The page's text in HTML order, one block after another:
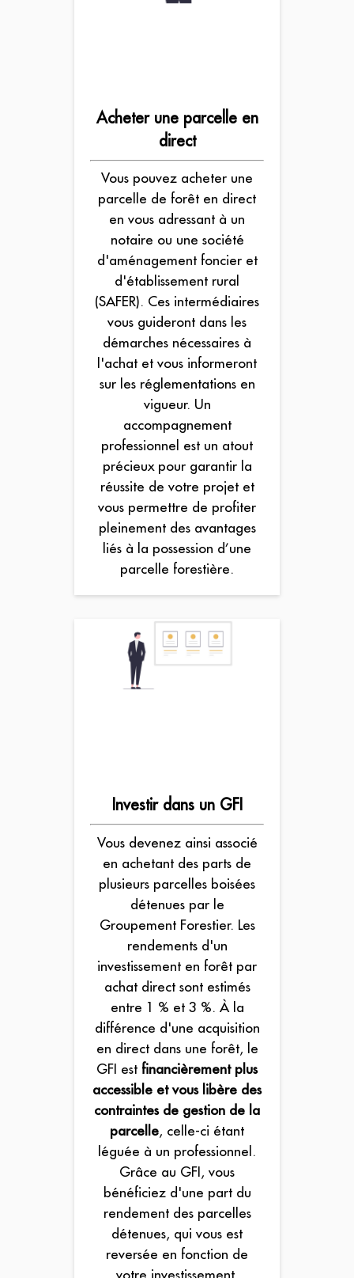
Acheter une parcelle en
direct
Vous pouvez acheter une
parcelle de forêt en direct
en vous adressant à un
notaire ou une société
d'aménagement foncier et
d'établissement rural
(SAFER). Ces intermédiaires
vous guideront dans les
démarches nécessaires à
l'achat et vous informeront
sur les réglementations en
vigueur. Un
accompagnement
professionnel est un atout
précieux pour garantir la
réussite de votre projet et
vous permettre de profiter
pleinement des avantages
liés à la possession d’une
parcelle forestière.
Investir dans un GFI
Vous devenez ainsi associé
en achetant des parts de
plusieurs parcelles boisées
détenues par le
Groupement Forestier. Les
rendements d'un
investissement en forêt par
achat direct sont estimés
entre 1 % et 3 %. À la
différence d'une acquisition
en direct dans une forêt, le
GFI est financièrement plus
accessible et vous libère des
contraintes de gestion de la
parcelle, celle-ci étant
léguée à un professionnel.
Grâce au GFI, vous
bénéficiez d'une part du
rendement des parcelles
détenues, qui vous est
reversée en fonction de